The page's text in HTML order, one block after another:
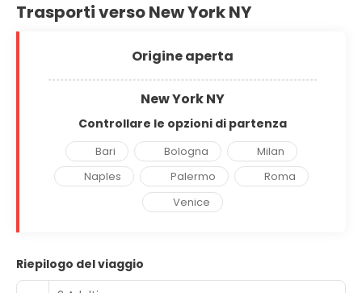
Trasporti verso New York NY
Origine aperta
New York NY
Controllare le opzioni di partenza
Bari Bologna
Milan
Naples
Palermo
Roma
Venice
Riepilogo del viaggio